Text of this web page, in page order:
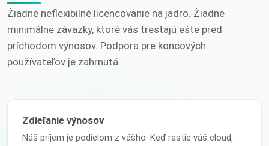
Žiadne neflexibilné licencovanie na jadro. Žiadne
minimálne záväzky, ktoré vás trestajú ešte pred
príchodom výnosov. Podpora pre koncových
používateľov je zahrnutá.
Zdieľanie výnosov
Náš príjem je podielom z vášho. Keď rastie váš cloud,